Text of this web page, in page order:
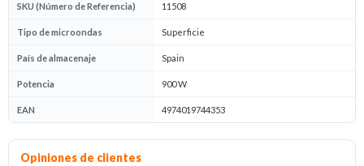
SKU (Número de Referencia) 11508
Tipo de microondas Superficie
País de almacenaje Spain
Potencia 900 W
EAN 4974019744353
Opiniones
Opiniones de clientes